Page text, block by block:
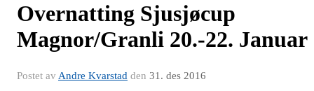
Overnatting Sjusjøcup
Magnor/Granli 20.-22. Januar
Postet av Andre Kvarstad den 31. des 2016